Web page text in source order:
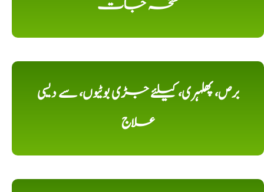
نسخہ جات
برص، پھلہری، کیلئے جڑی بوٹیوں، سے دیسی
علاج